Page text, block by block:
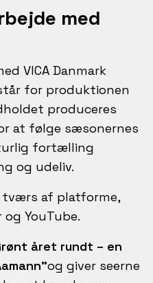
med
VICA Danmark
for produktionen
produceres
at følge sæsonernes
fortælling
og udeliv.
tværs af platforme,
YouTube.
året rundt – en
og giver seerne